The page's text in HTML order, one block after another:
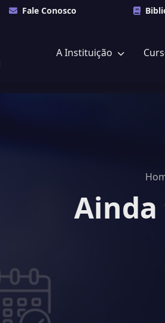
Fale Conosco
A Instituição